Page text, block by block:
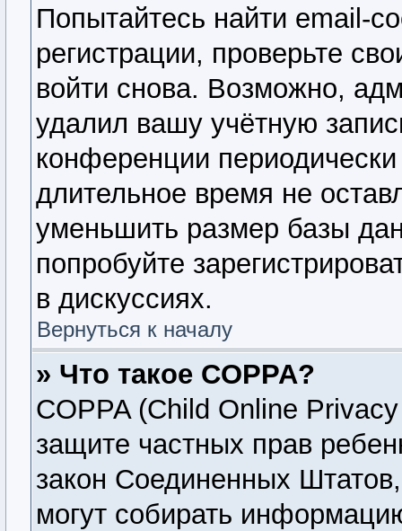
Попытайтесь найти email-
регистрации, проверьте
войти снова. Возможно,
удалил вашу учётную
конференции
длительное время не
уменьшить размер базы
попробуйте
в дискуссиях.
Вернуться к началу
» Что такое COPPA?
COPPA (Child Online
защите частных прав
закон Соединенных
могут собирать